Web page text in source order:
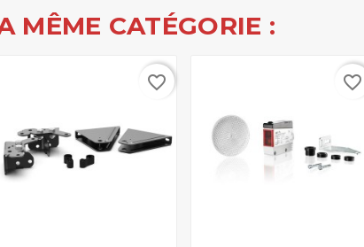
MÊME CATÉGORIE :
favorite_border favorite_border